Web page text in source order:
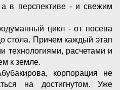
в перспективе - и свежим
цикл - от посева
стола. Причем каждый этап
технологиями, расчетами и
к земле.
корпорация не
на достигнутом. Уже